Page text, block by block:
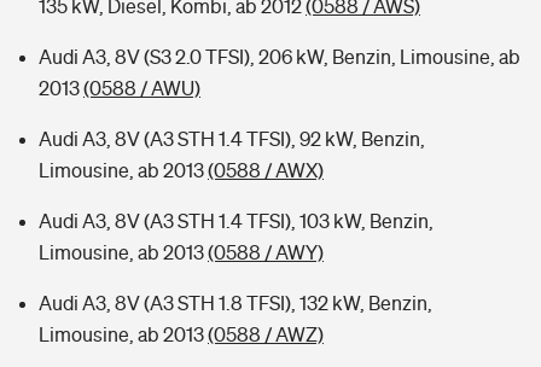
135 kW, Diesel, Kombi, ab 2012(0588 / AWS)
Audi A3, 8V (S3 2.0 TFSI), 206 kW, Benzin, Limousine, ab
2013(0588 / AWU)
Audi A3, 8V (A3 STH 1.4 TFSI), 92 kW, Benzin,
Limousine, ab 2013(0588 / AWX)
Audi A3, 8V (A3 STH 1.4 TFSI), 103 kW, Benzin,
Limousine, ab 2013(0588 / AWY)
Audi A3, 8V (A3 STH 1.8 TFSI), 132 kW, Benzin,
Limousine, ab 2013(0588 / AWZ)